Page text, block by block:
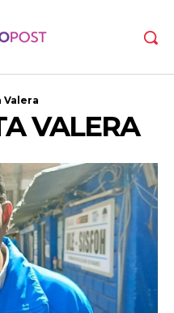
Valera
VALERA